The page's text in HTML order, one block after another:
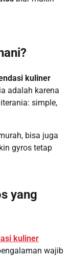
kuliner
adalah karena
simple,
bisa juga
gyros tetap
yang
kuliner
wajib